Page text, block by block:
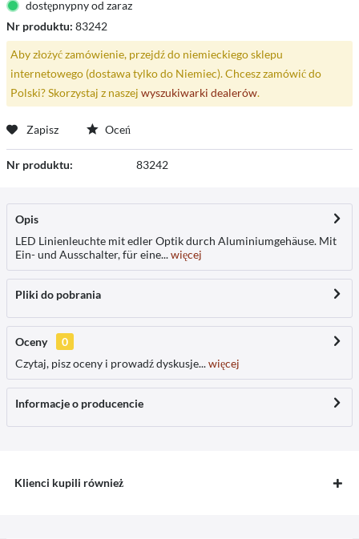
dostępnypny od zaraz
Nr produktu: 83242
Aby złożyć zamówienie, przejdź do niemieckiego sklepu
internetowego (dostawa tylko do Niemiec). Chcesz zamówić do
Polski? Skorzystaj z naszej wyszukiwarki dealerów.
Zapisz Oceń
Nr produktu: 83242
Opis
LED Linienleuchte mit edler Optik durch Aluminiumgehäuse. Mit
Ein- und Ausschalter, für eine...więcej
Pliki do pobrania
Oceny
0
Czytaj, pisz oceny i prowadź dyskusje...więcej
Informacje o producencie
Klienci kupili również